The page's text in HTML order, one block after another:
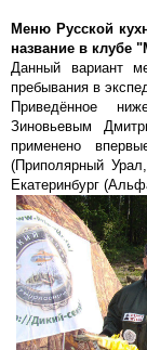
Меню Русской
название в клубе
Данный вариант
пребывания в
Приведённое
Зиновьевым
применено
(Приполярный
Екатеринбург